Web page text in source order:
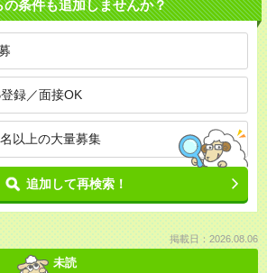
の条件も追加しませんか？
録／面接OK
以上の大量募集
追加して再検索！
掲載日：2026.08.06
未読